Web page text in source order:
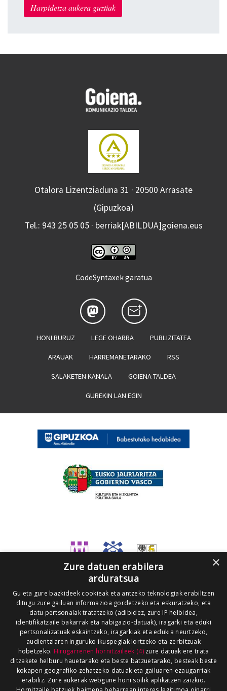
Harpidetza aukera guztiak
Otalora Lizentziaduna 31 · 20500 Arrasate
(Gipuzkoa)
Tel.: 943 25 05 05 · berriak[ABILDUA]goiena.eus
CodeSyntaxek garatua
HONI BURUZ LEGE OHARRA PUBLIZITATEA
ARAUAK HARREMANETARAKO RSS
SALAKETEN KANALA GOIENA TALDEA
GUREKIN LAN EGIN
×
Zure datuen erabilera
arduratsua
Gu eta gure bazkideek cookieak eta antzeko teknologiak erabiltzen
ditugu zure gailuan informazioa gordetzeko eta eskuratzeko, eta
datu pertsonalak tratatzeko (adibidez, zure IP helbidea,
identifikatzaile bakarrak eta nabigazio-datuak), iragarki eta eduki
pertsonalizatuak eskaintzeko, iragarkiak eta edukia neurtzeko,
audientziaren inguruko ikuspegiak lortzeko eta zerbitzuak
hobetzeko. Hirugarrenen hornitzaileek (4)zure datuak ere trata
ditzakete helburu hauetarako eta beste batzuetarako, besteak beste
kokapen geografiko zehatzeko datuak eta gailuaren ezaugarriak
erabiliz. Zure aukerak webgune honi soilik aplikatzen zaizkio.